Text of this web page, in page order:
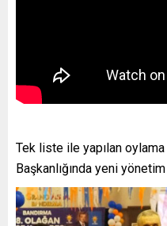
Tek liste ile yapılan
Başkanlığında yeni